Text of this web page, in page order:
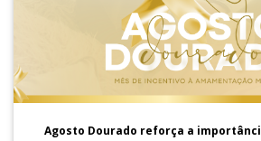
Agosto Dourado reforça a